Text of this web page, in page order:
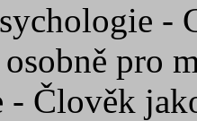
-
osobně pro
- Člověk